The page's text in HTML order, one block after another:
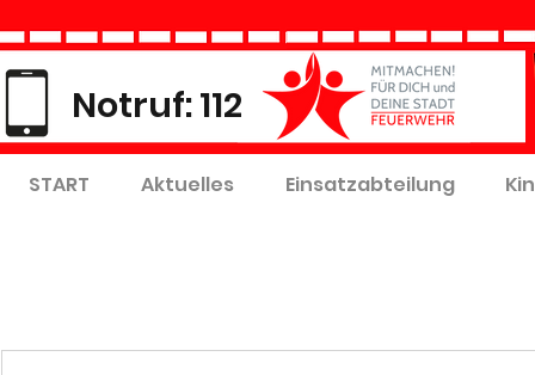
Notruf: 112
START Aktuelles Einsatzabteilung